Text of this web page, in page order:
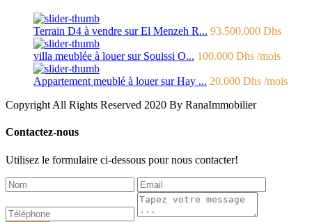
Terrain D4 à vendre sur El Menzeh R... 93.500.000 Dhs
villa meublée à louer sur Souissi O... 100.000 Dhs /mois
Appartement meublé à louer sur Hay ... 20.000 Dhs /mois
Copyright All Rights Reserved 2020 By RanaImmobilier
Contactez-nous
Utilisez le formulaire ci-dessous pour nous contacter!